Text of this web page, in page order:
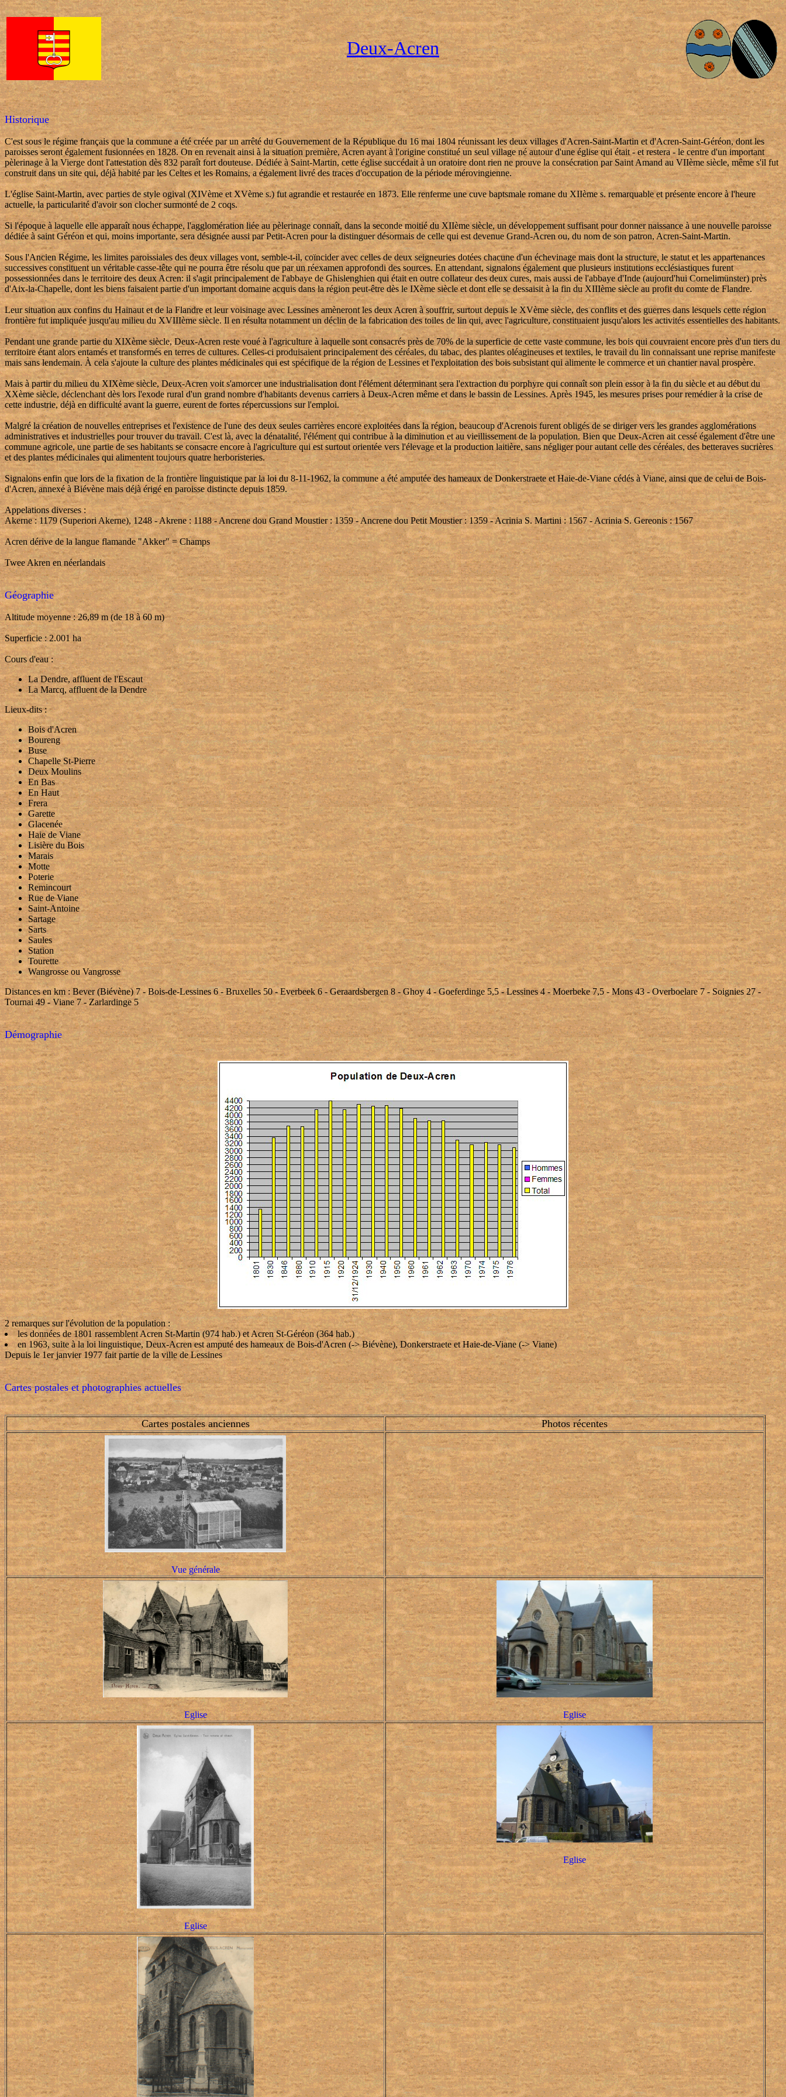
Deux-Acren
Historique
C'est sous le régime français que la commune a été créée par un arrêté du Gouvernement de la République du 16 mai 1804 réunissant les deux villages d'Acren-Saint-Martin et d'Acren-Saint-Géréon, dont les
paroisses seront également fusionnées en 1828. On en revenait ainsi à la situation première, Acren ayant à l'origine constitué un seul village né autour d'une église qui était - et restera - le centre d'un important
pèlerinage à la Vierge dont l'attestation dès 832 paraît fort douteuse. Dédiée à Saint-Martin, cette église succédait à un oratoire dont rien ne prouve la consécration par Saint Amand au VIIème siècle, même s'il fut
construit dans un site qui, déjà habité par les Celtes et les Romains, a également livré des traces d'occupation de la période mérovingienne.
L'église Saint-Martin, avec parties de style ogival (XIVème et XVème s.) fut agrandie et restaurée en 1873. Elle renferme une cuve baptsmale romane du XIIème s. remarquable et présente encore à l'heure
actuelle, la particularité d'avoir son clocher surmonté de 2 coqs.
Si l'époque à laquelle elle apparaît nous échappe, l'agglomération liée au pèlerinage connaît, dans la seconde moitié du XIIème siècle, un développement suffisant pour donner naissance à une nouvelle paroisse
dédiée à saint Géréon et qui, moins importante, sera désignée aussi par Petit-Acren pour la distinguer désormais de celle qui est devenue Grand-Acren ou, du nom de son patron, Acren-Saint-Martin.
Sous l'Ancien Régime, les limites paroissiales des deux villages vont, semble-t-il, coïncider avec celles de deux seigneuries dotées chacune d'un échevinage mais dont la structure, le statut et les appartenances
successives constituent un véritable casse-tête qui ne pourra être résolu que par un réexamen approfondi des sources. En attendant, signalons également que plusieurs institutions ecclésiastiques furent
possessionnées dans le territoire des deux Acren: il s'agit principalement de l'abbaye de Ghislenghien qui était en outre collateur des deux cures, mais aussi de l'abbaye d'Inde (aujourd'hui Cornelimünster) près
d'Aix-la-Chapelle, dont les biens faisaient partie d'un important domaine acquis dans la région peut-être dès le IXème siècle et dont elle se dessaisit à la fin du XIIIème siècle au profit du comte de Flandre.
Leur situation aux confins du Hainaut et de la Flandre et leur voisinage avec Lessines amèneront les deux Acren à souffrir, surtout depuis le XVème siècle, des conflits et des guerres dans lesquels cette région
frontière fut impliquée jusqu'au milieu du XVIIIème siècle. Il en résulta notamment un déclin de la fabrication des toiles de lin qui, avec l'agriculture, constituaient jusqu'alors les activités essentielles des habitants.
Pendant une grande partie du XIXème siècle, Deux-Acren reste voué à l'agriculture à laquelle sont consacrés près de 70% de la superficie de cette vaste commune, les bois qui couvraient encore près d'un tiers du
territoire étant alors entamés et transformés en terres de cultures. Celles-ci produisaient principalement des céréales, du tabac, des plantes oléagineuses et textiles, le travail du lin connaissant une reprise manifeste
mais sans lendemain. À cela s'ajoute la culture des plantes médicinales qui est spécifique de la région de Lessines et l'exploitation des bois subsistant qui alimente le commerce et un chantier naval prospère.
Mais à partir du milieu du XIXème siècle, Deux-Acren voit s'amorcer une industrialisation dont l'élément déterminant sera l'extraction du porphyre qui connaît son plein essor à la fin du siècle et au début du
XXème siècle, déclenchant dès lors l'exode rural d'un grand nombre d'habitants devenus carriers à Deux-Acren même et dans le bassin de Lessines. Après 1945, les mesures prises pour remédier à la crise de
cette industrie, déjà en difficulté avant la guerre, eurent de fortes répercussions sur l'emploi.
Malgré la création de nouvelles entreprises et l'existence de l'une des deux seules carrières encore exploitées dans la région, beaucoup d'Acrenois furent obligés de se diriger vers les grandes agglomérations
administratives et industrielles pour trouver du travail. C'est là, avec la dénatalité, l'élément qui contribue à la diminution et au vieillissement de la population. Bien que Deux-Acren ait cessé également d'être une
commune agricole, une partie de ses habitants se consacre encore à l'agriculture qui est surtout orientée vers l'élevage et la production laitière, sans négliger pour autant celle des céréales, des betteraves sucrières
et des plantes médicinales qui alimentent toujours quatre herboristeries.
Signalons enfin que lors de la fixation de la frontière linguistique par la loi du 8-11-1962, la commune a été amputée des hameaux de Donkerstraete et Haie-de-Viane cédés à Viane, ainsi que de celui de Bois-
d'Acren, annexé à Biévène mais déjà érigé en paroisse distincte depuis 1859.
Appelations diverses :
Akerne : 1179 (Superiori Akerne), 1248 - Akrene : 1188 - Ancrene dou Grand Moustier : 1359 - Ancrene dou Petit Moustier : 1359 - Acrinia S. Martini : 1567 - Acrinia S. Gereonis : 1567
Acren dérive de la langue flamande "Akker" = Champs
Twee Akren en néerlandais
Géographie
Altitude moyenne : 26,89 m (de 18 à 60 m)
Superficie : 2.001 ha
Cours d'eau :
La Dendre, affluent de l'Escaut
La Marcq, affluent de la Dendre
Lieux-dits :
Bois d'Acren
Boureng
Buse
Chapelle St-Pierre
Deux Moulins
En Bas
En Haut
Frera
Garette
Glacenée
Haie de Viane
Lisière du Bois
Marais
Motte
Poterie
Remincourt
Rue de Viane
Saint-Antoine
Sartage
Sarts
Saules
Station
Tourette
Wangrosse ou Vangrosse
Distances en km : Bever (Biévène) 7 - Bois-de-Lessines 6 - Bruxelles 50 - Everbeek 6 - Geraardsbergen 8 - Ghoy 4 - Goeferdinge 5,5 - Lessines 4 - Moerbeke 7,5 - Mons 43 - Overboelare 7 - Soignies 27 -
Tournai 49 - Viane 7 - Zarlardinge 5
Démographie
2 remarques sur l'évolution de la population :
les données de 1801 rassemblent Acren St-Martin (974 hab.) et Acren St-Géréon (364 hab.)
en 1963, suite à la loi linguistique, Deux-Acren est amputé des hameaux de Bois-d'Acren (-> Biévène), Donkerstraete et Haie-de-Viane (-> Viane)
Depuis le 1er janvier 1977 fait partie de la ville de Lessines
Cartes postales et photographies actuelles
Cartes postales anciennes Photos récentes
Vue générale
Eglise Eglise
Eglise
Eglise